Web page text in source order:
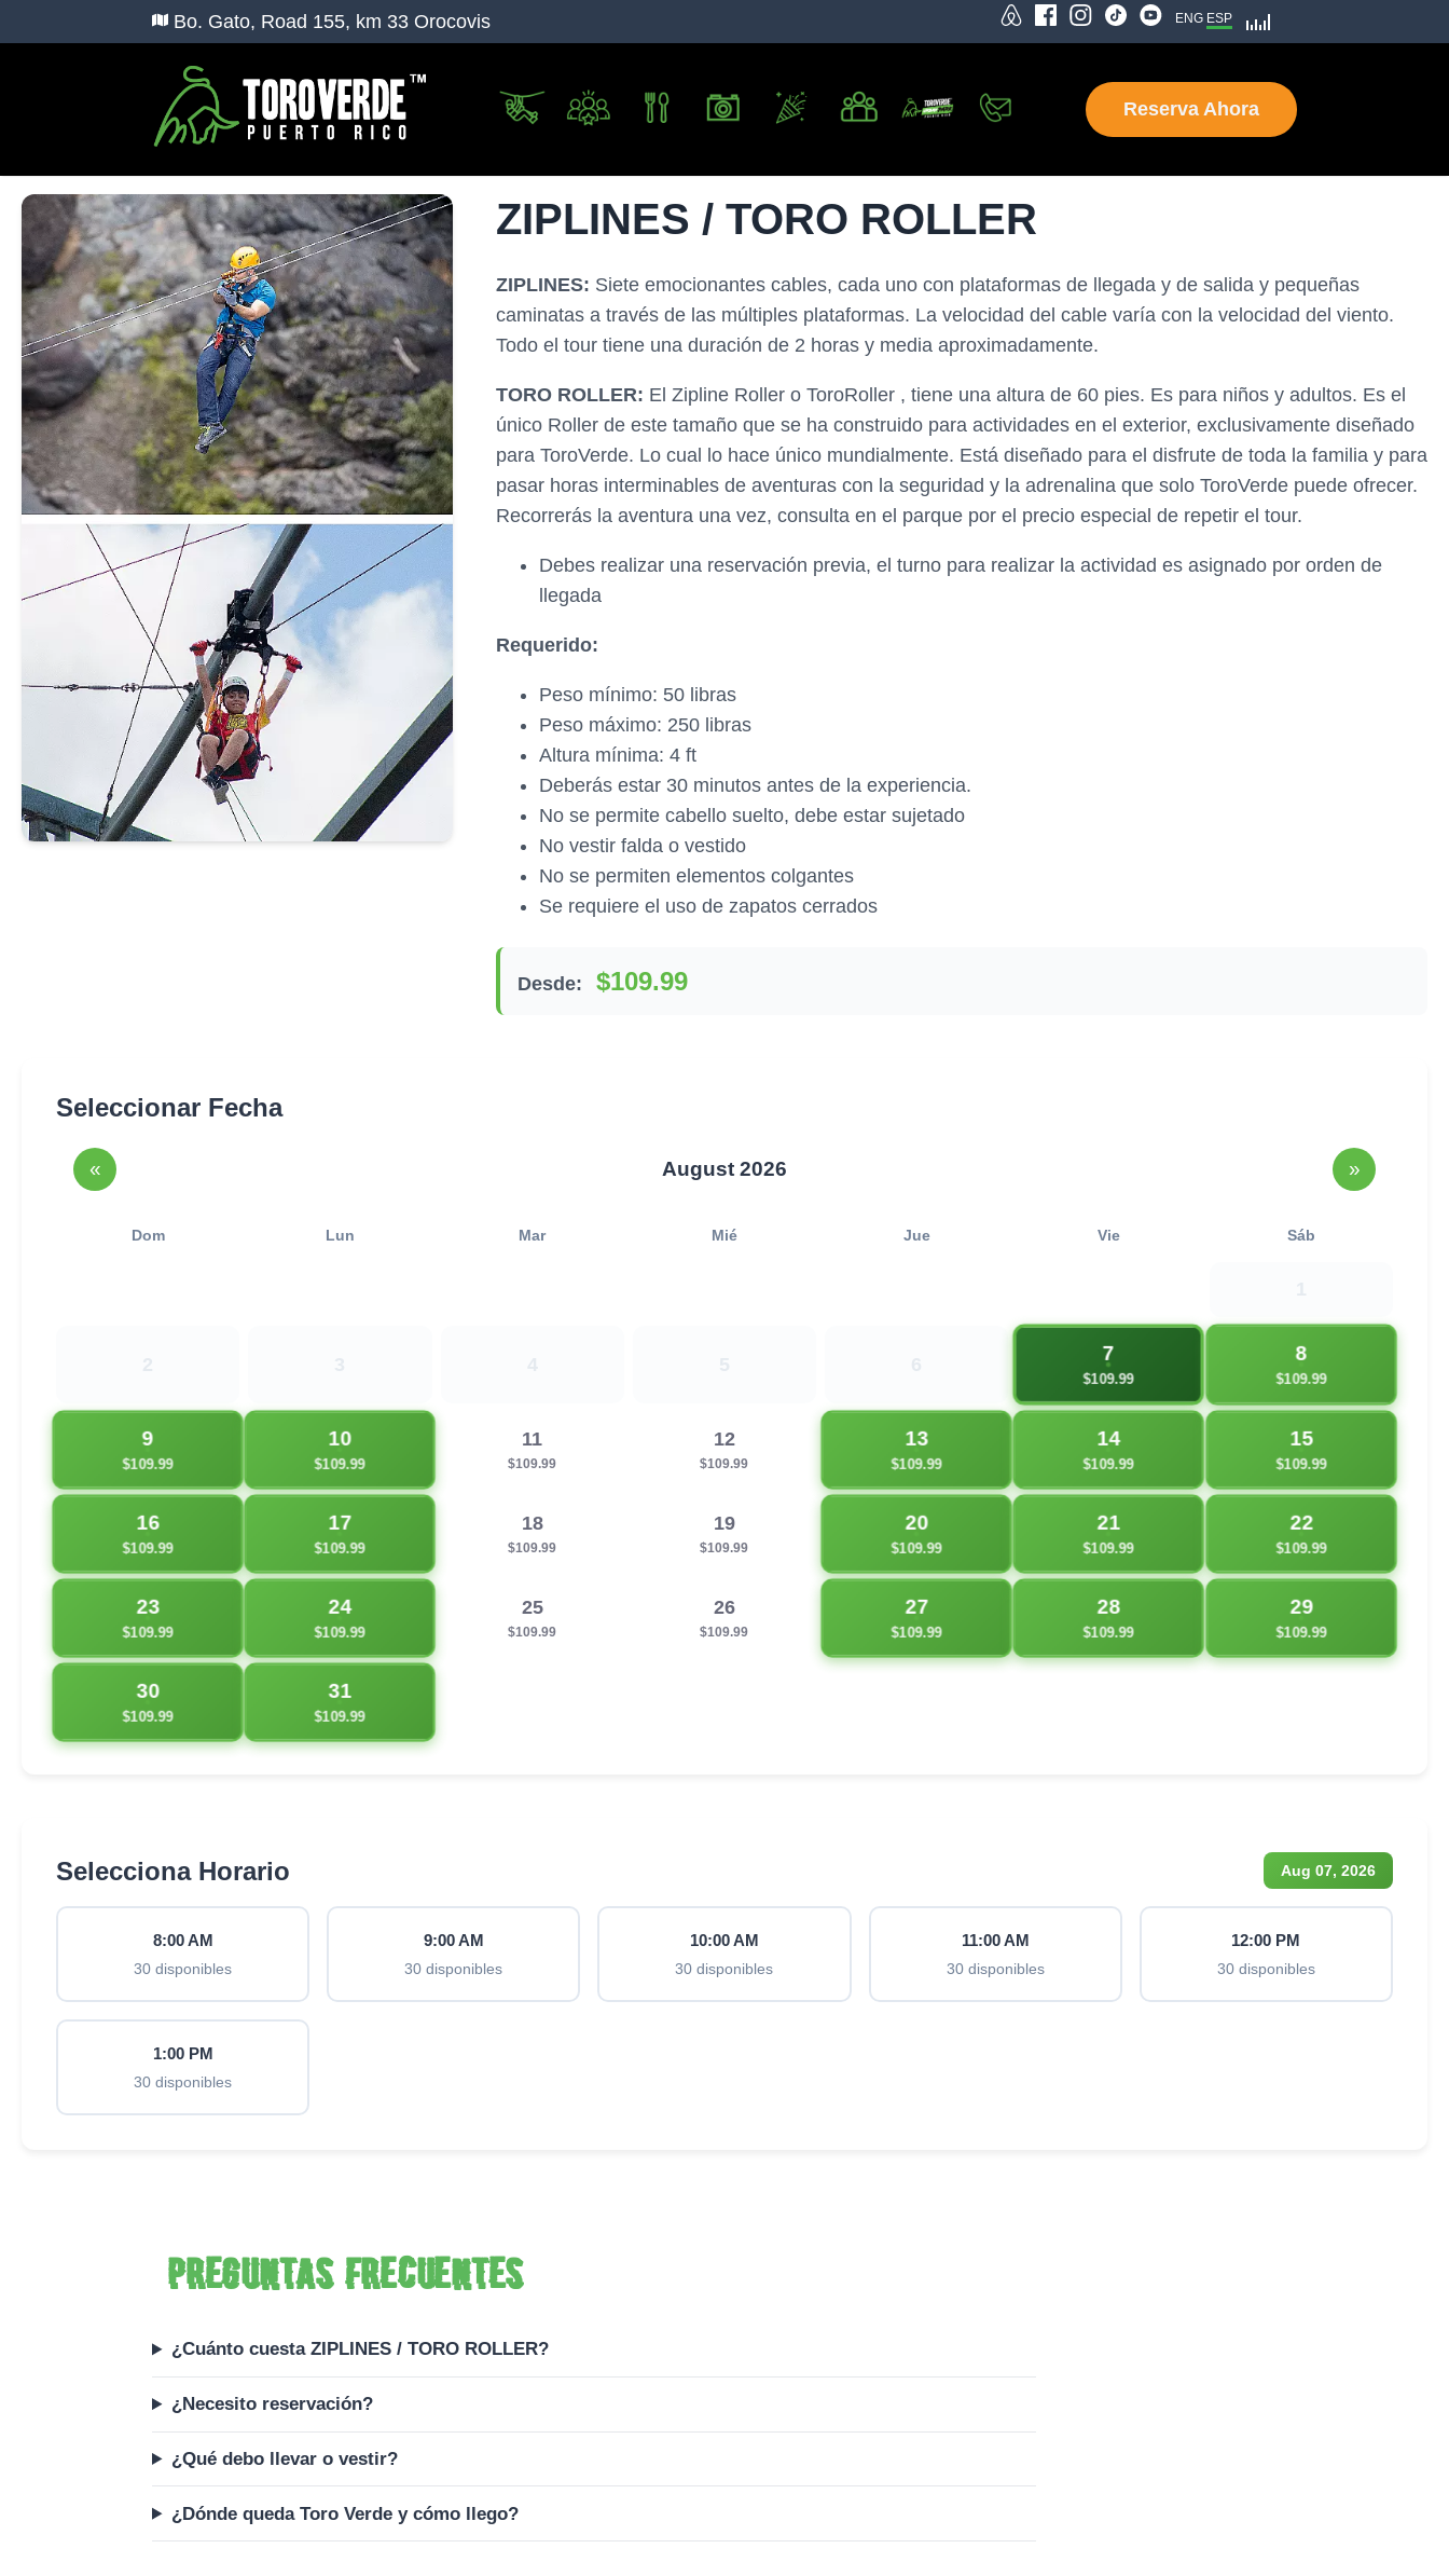
Bo. Gato, Road 155, km 33 Orocovis ENG ESP
Reserva Ahora
ZIPLINES / TORO ROLLER
ZIPLINES: Siete emocionantes cables, cada uno con plataformas de llegada y de salida y pequeñas
caminatas a través de las múltiples plataformas. La velocidad del cable varía con la velocidad del viento.
Todo el tour tiene una duración de 2 horas y media aproximadamente.
TORO ROLLER: El Zipline Roller o ToroRoller , tiene una altura de 60 pies. Es para niños y adultos. Es el
único Roller de este tamaño que se ha construido para actividades en el exterior, exclusivamente diseñado
para ToroVerde. Lo cual lo hace único mundialmente. Está diseñado para el disfrute de toda la familia y para
pasar horas interminables de aventuras con la seguridad y la adrenalina que solo ToroVerde puede ofrecer.
Recorrerás la aventura una vez, consulta en el parque por el precio especial de repetir el tour.
Debes realizar una reservación previa, el turno para realizar la actividad es asignado por orden de
llegada
Requerido:
Peso mínimo: 50 libras
Peso máximo: 250 libras
Altura mínima: 4 ft
Deberás estar 30 minutos antes de la experiencia.
No se permite cabello suelto, debe estar sujetado
No vestir falda o vestido
No se permiten elementos colgantes
Se requiere el uso de zapatos cerrados
Desde: $109.99
Seleccionar Fecha
« August 2026 »
Dom Lun Mar Mié Jue Vie Sáb
7
$109.99
8
$109.99
9
$109.99
10
$109.99
11
$109.99
12
$109.99
13
$109.99
14
$109.99
15
$109.99
16
$109.99
17
$109.99
18
$109.99
19
$109.99
20
$109.99
21
$109.99
22
$109.99
23
$109.99
24
$109.99
25
$109.99
26
$109.99
27
$109.99
28
$109.99
29
$109.99
30
$109.99
31
$109.99
Selecciona Horario Aug 07, 2026
8:00 AM
30 disponibles
9:00 AM
30 disponibles
10:00 AM
30 disponibles
11:00 AM
30 disponibles
12:00 PM
30 disponibles
1:00 PM
30 disponibles
Preguntas frecuentes
¿Cuánto cuesta ZIPLINES / TORO ROLLER?
¿Necesito reservación?
¿Qué debo llevar o vestir?
¿Dónde queda Toro Verde y cómo llego?